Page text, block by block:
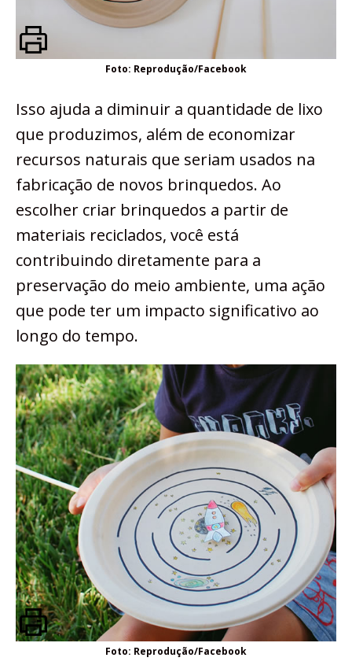
Foto: Reprodução/Facebook
Isso ajuda a diminuir a quantidade de lixo
que produzimos, além de economizar
recursos naturais que seriam usados na
fabricação de novos brinquedos. Ao
escolher criar brinquedos a partir de
materiais reciclados, você está
contribuindo diretamente para a
preservação do meio ambiente, uma ação
que pode ter um impacto significativo ao
longo do tempo.
Foto: Reprodução/Facebook